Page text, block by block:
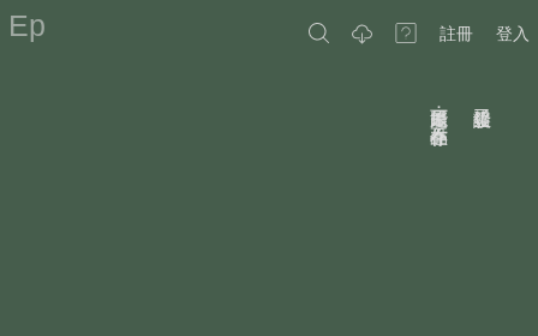
Ep 註冊 登入
原因可能是：作品不存在